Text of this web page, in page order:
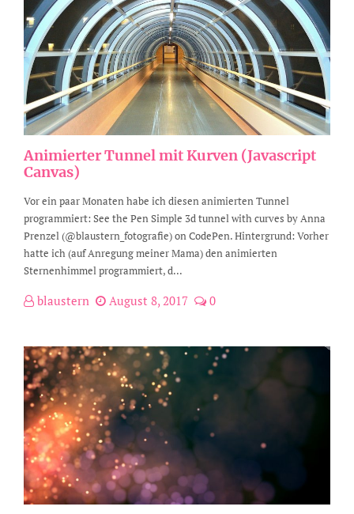
Animierter Tunnel mit Kurven (Javascript
Canvas)
Vor ein paar Monaten habe ich diesen animierten Tunnel
programmiert: See the Pen Simple 3d tunnel with curves by Anna
Prenzel (@blaustern_fotografie) on CodePen. Hintergrund: Vorher
hatte ich (auf Anregung meiner Mama) den animierten
Sternenhimmel programmiert, d...
blaustern August 8, 2017 0